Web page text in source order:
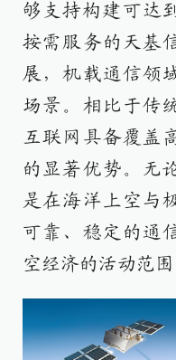
够支持构建可达
按需服务的天基
展，机载通信领
场景。相比于传
互联网具备覆盖
的显著优势。无
是在海洋上空与
可靠、稳定的通
空经济的活动范围